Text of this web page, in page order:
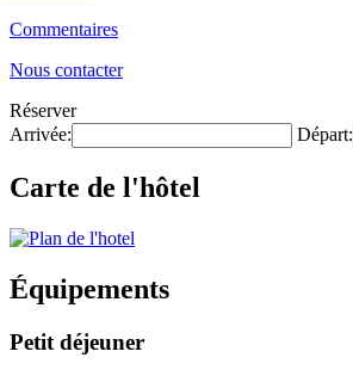
Commentaires
Nous contacter
Réserver
Arrivée:
Départ:
Carte de l'hôtel
Équipements
Petit déjeuner